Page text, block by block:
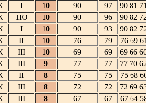
I 10 90 97 90 81
1Ю 10 90 96 90 82
I 10 90 93 90 82
II 10 76 79 76 69
III 10 69 69 69 66
III 9 77 77 77 70
II 8 75 75 75 68
III 8 72 72 72 69
III 8 67 67 67 64